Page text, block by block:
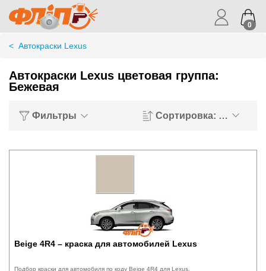
0
< Автокраски Lexus
Автокраски Lexus цветовая группа:
Бежевая
Фильтры Сортировка: Хиты
Beige 4R4 – краска для автомобилей Lexus
Подбор краски для автомобиля по коду Beige 4R4 для Lexus.